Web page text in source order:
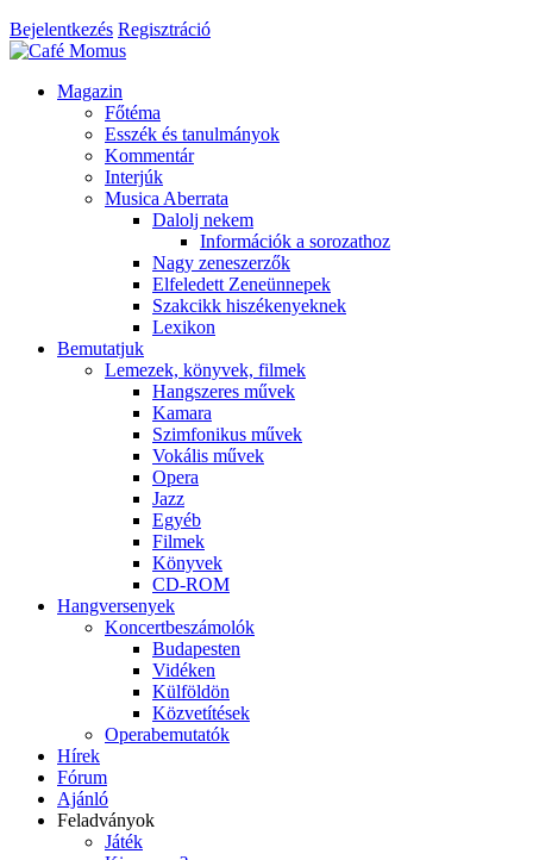
Bejelentkezés Regisztráció
Magazin
Főtéma
Esszék és tanulmányok
Kommentár
Interjúk
Musica Aberrata
Dalolj nekem
Információk a sorozathoz
Nagy zeneszerzők
Elfeledett Zeneünnepek
Szakcikk hiszékenyeknek
Lexikon
Bemutatjuk
Lemezek, könyvek, filmek
Hangszeres művek
Kamara
Szimfonikus művek
Vokális művek
Opera
Jazz
Egyéb
Filmek
Könyvek
CD-ROM
Hangversenyek
Koncertbeszámolók
Budapesten
Vidéken
Külföldön
Közvetítések
Operabemutatók
Hírek
Fórum
Ajánló
Feladványok
Játék